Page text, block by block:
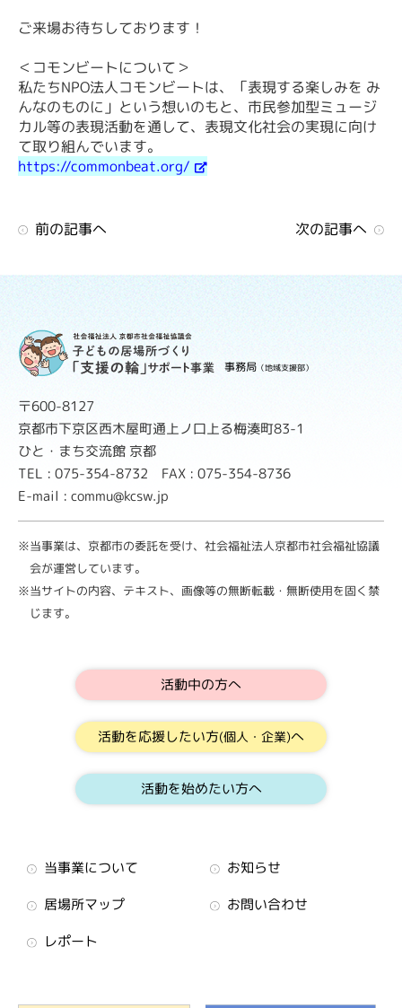
ご来場お待ちしております！
＜コモンビートについて＞
私たちNPO法人コモンビートは、「表現する楽しみを み
んなのものに」という想いのもと、市民参加型ミュージ
カル等の表現活動を通して、表現文化社会の実現に向け
て取り組んでいます。
https://commonbeat.org/
前の記事へ 次の記事へ
事務局 （地域支援部）
〒600-8127
京都市下京区西木屋町通上ノ口上る梅湊町83-1
ひと・まち交流館 京都
TEL : 075-354-8732 FAX : 075-354-8736
E-mail : commu@kcsw.jp
※当事業は、京都市の委託を受け、社会福祉法人京都市社会福祉協議
会が運営しています。
※当サイトの内容、テキスト、画像等の無断転載・無断使用を固く禁
じます。
活動中の方へ
活動を応援したい方(個人・企業)へ
活動を始めたい方へ
当事業について
お知らせ
居場所マップ
お問い合わせ
レポート